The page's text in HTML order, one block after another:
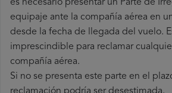
es necesario presentar un Parte de
equipaje ante la compañía aérea en
desde la fecha de llegada del vuelo.
imprescindible para reclamar
compañía aérea.
Si no se presenta este parte en el